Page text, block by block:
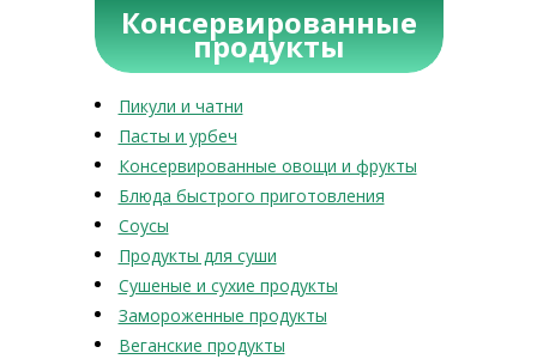
Консервированные
продукты
Пикули и чатни
Пасты и урбеч
Консервированные овощи и фрукты
Блюда быстрого приготовления
Соусы
Продукты для суши
Сушеные и сухие продукты
Замороженные продукты
Веганские продукты